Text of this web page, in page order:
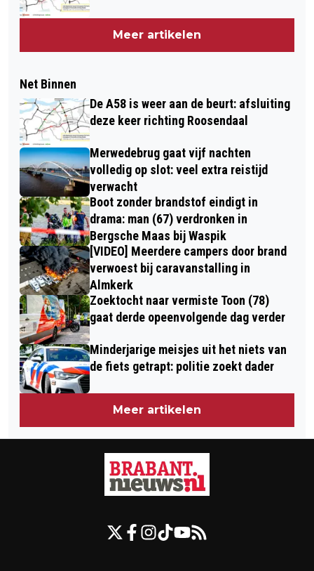
Meer artikelen
Net Binnen
De A58 is weer aan de beurt: afsluiting
deze keer richting Roosendaal
Merwedebrug gaat vijf nachten
volledig op slot: veel extra reistijd
verwacht
Boot zonder brandstof eindigt in
drama: man (67) verdronken in
Bergsche Maas bij Waspik
[VIDEO] Meerdere campers door brand
verwoest bij caravanstalling in
Almkerk
Zoektocht naar vermiste Toon (78)
gaat derde opeenvolgende dag verder
Minderjarige meisjes uit het niets van
de fiets getrapt: politie zoekt dader
Meer artikelen